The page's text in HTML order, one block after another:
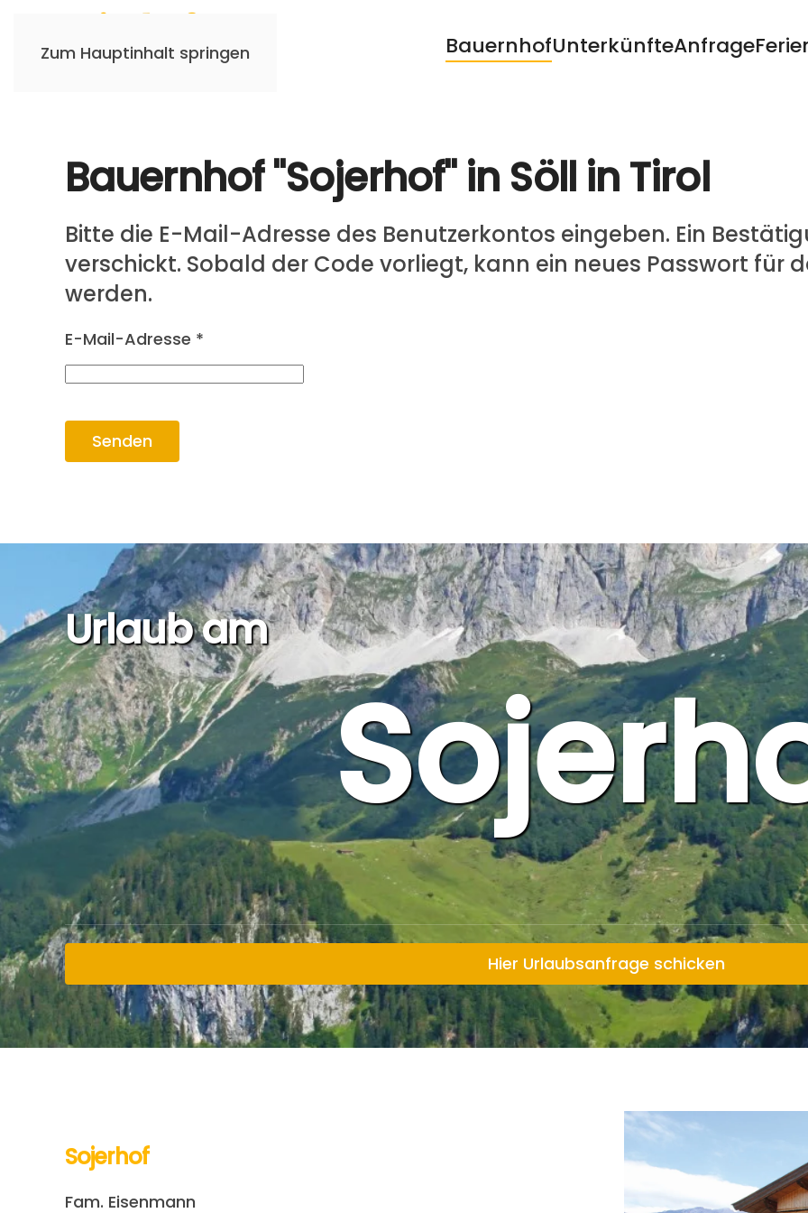
Zum Hauptinhalt springen BauernhofUnterkünfteAnfrage
Bauernhof "Sojerhof" in Söll in Tirol
Bitte die E-Mail-Adresse des Benutzerkontos eingeben. Ein
verschickt. Sobald der Code vorliegt, kann ein neues Passwort für
werden.
E-Mail-Adresse *
Senden
Urlaub am
Hier Urlaubsanfrage schicken
Sojerhof
Fam. Eisenmann